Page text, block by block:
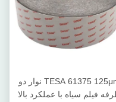
TESA 61375 125μm نوار دو
فیلم سیاه با عملکرد بالا